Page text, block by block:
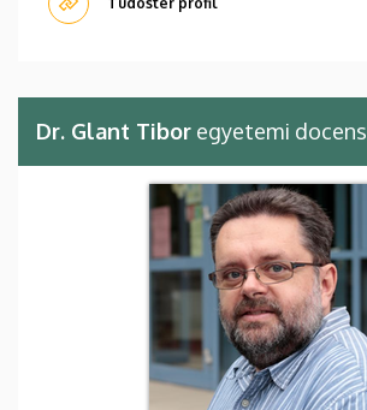
Dr. Glant Tibor egyetemi docens